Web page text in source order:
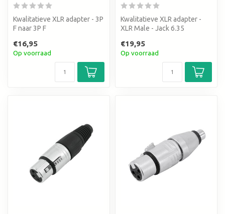
Kwalitatieve XLR adapter - 3P
F naar 3P F
€16,95
Op voorraad
Kwalitatieve XLR adapter -
XLR Male - Jack 6.35
€19,95
Op voorraad